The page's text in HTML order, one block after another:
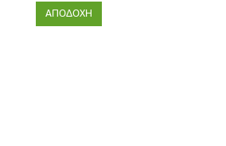
Αντιδήμαρχος
ΑΠΟΔΟΧΗ